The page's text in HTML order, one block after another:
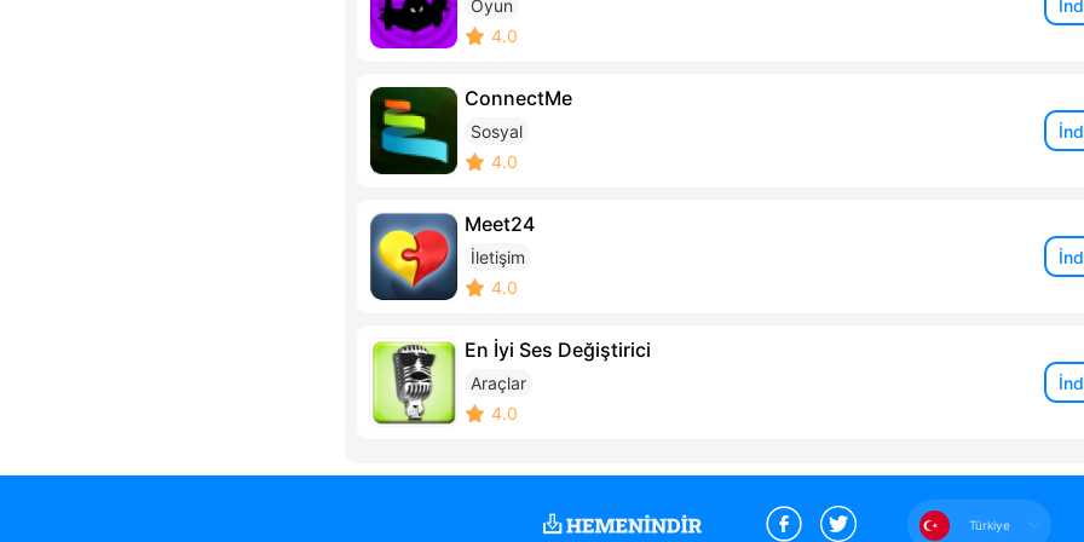
Oyun
4.0
ConnectMe
Sosyal
4.0
Meet24
İletişim
4.0
En İyi Ses Değiştirici
Araçlar
4.0
Türkiye